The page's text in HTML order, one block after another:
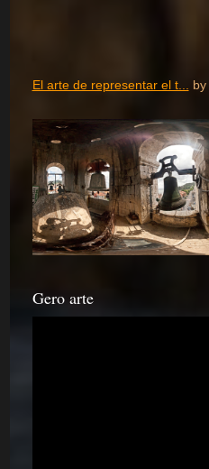
El arte de representar el t... by
Gero arte